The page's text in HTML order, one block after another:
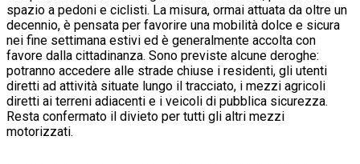
spazio a pedoni e ciclisti. La misura, ormai attuata da oltre un
decennio, è pensata per favorire una mobilità dolce e sicura
nei fine settimana estivi ed è generalmente accolta con
favore dalla cittadinanza. Sono previste alcune deroghe:
potranno accedere alle strade chiuse i residenti, gli utenti
diretti ad attività situate lungo il tracciato, i mezzi agricoli
diretti ai terreni adiacenti e i veicoli di pubblica sicurezza.
Resta confermato il divieto per tutti gli altri mezzi
motorizzati.